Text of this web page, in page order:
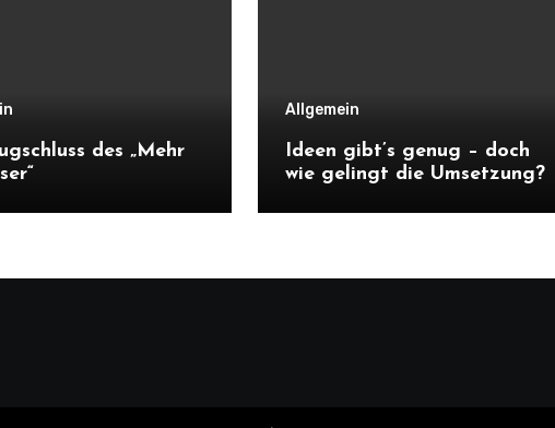
des „Mehr
Allgemein
Ideen gibt’s genug – doch
wie gelingt die Umsetzung?